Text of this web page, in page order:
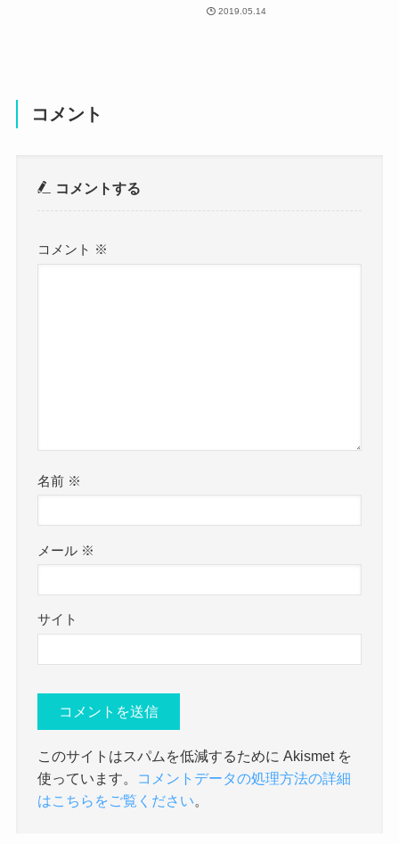
2019.05.14
コメント
コメントする
コメント ※
名前 ※
メール ※
サイト
このサイトはスパムを低減するために Akismet を
使っています。
コメントデータの処理方法の詳細
はこちらをご覧ください